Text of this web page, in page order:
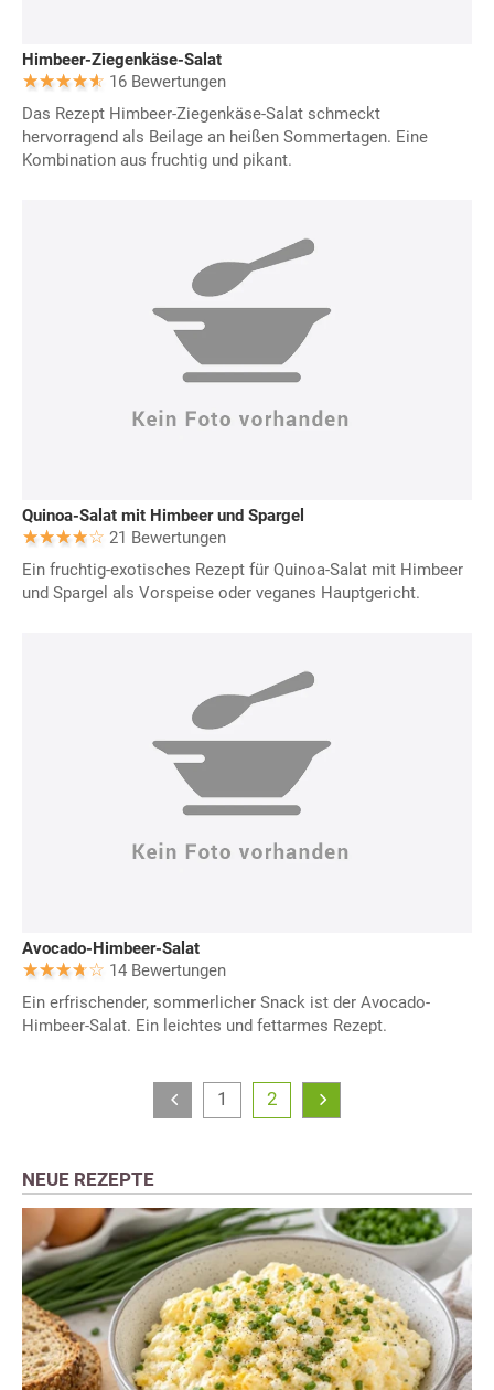
Himbeer-Ziegenkäse-Salat
16 Bewertungen
Das Rezept Himbeer-Ziegenkäse-Salat schmeckt
hervorragend als Beilage an heißen Sommertagen. Eine
Kombination aus fruchtig und pikant.
Quinoa-Salat mit Himbeer und Spargel
21 Bewertungen
Ein fruchtig-exotisches Rezept für Quinoa-Salat mit Himbeer
und Spargel als Vorspeise oder veganes Hauptgericht.
Avocado-Himbeer-Salat
14 Bewertungen
Ein erfrischender, sommerlicher Snack ist der Avocado-
Himbeer-Salat. Ein leichtes und fettarmes Rezept.
1 2
NEUE REZEPTE